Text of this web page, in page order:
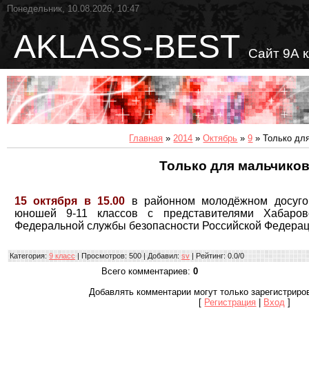
Понедельник, 10.08.2026, 10:47
AKLASS-BEST Сайт 9А
Главная » 2014 » Октябрь » 9 » Только
Только для
15 октября в 15.00 в районном молодёжном
юношей 9-11 классов с представителями
Федеральной службы безопасности Российской
Категория: 9 класс | Просмотров: 500 | Добавил: sv | Рейтинг: 0.0/0
Всего комментариев: 0
Добавлять комментарии могут только
[ Регистрация Вход ]